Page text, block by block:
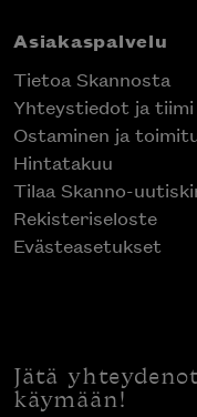
Asiakaspalvelu
Tietoa Skannosta
Yhteystiedot ja tiimi
Ostaminen ja
Hintatakuu
Tilaa Skanno-
Rekisteriseloste
Evästeasetukset
Jätä
käymään!